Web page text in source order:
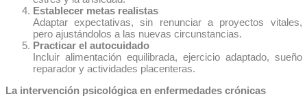
Establecer metas realistas
Adaptar expectativas, sin renunciar a proyectos vitales,
pero ajustándolos a las nuevas circunstancias.
Practicar el autocuidado
Incluir alimentación equilibrada, ejercicio adaptado, sueño
reparador y actividades placenteras.
La intervención psicológica en enfermedades crónicas